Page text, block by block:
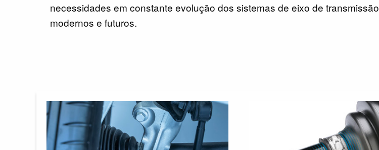
necessidades em constante evolução dos sistemas de eixo de transmissão
modernos e futuros.